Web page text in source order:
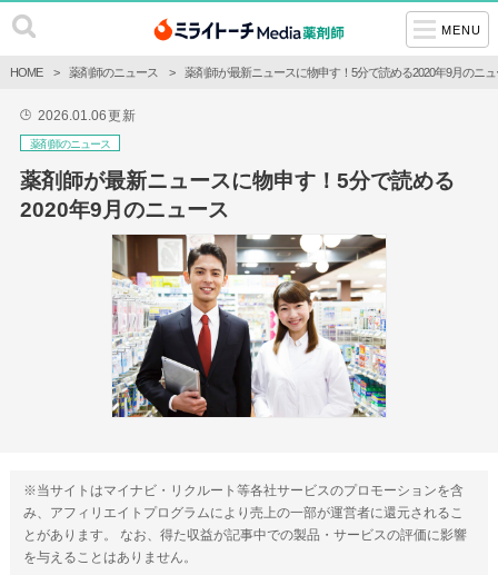
MENU
HOME 薬剤師のニュース 薬剤師が最新ニュースに物申す！5分で読める2020年9月のニュ
🕒 2026.01.06更新
薬剤師のニュース
薬剤師が最新ニュースに物申す！5分で読める
2020年9月のニュース
※当サイトはマイナビ・リクルート等各社サービスのプロモーションを含
み、アフィリエイトプログラムにより売上の一部が運営者に還元されるこ
とがあります。 なお、得た収益が記事中での製品・サービスの評価に影響
を与えることはありません。